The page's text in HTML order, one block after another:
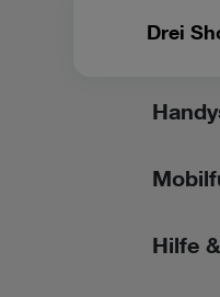
Drei
Hilfe